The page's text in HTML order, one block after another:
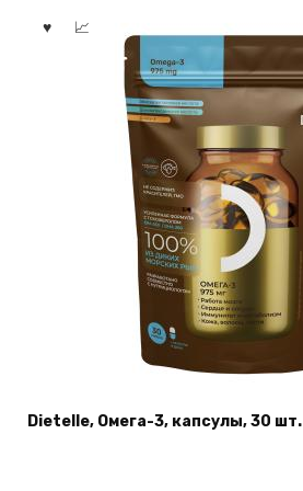
Dietelle, Oмега-3, капсулы, 30 шт.